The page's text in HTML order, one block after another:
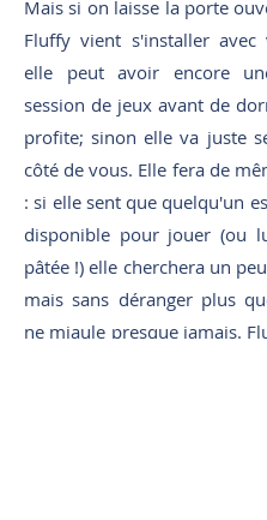
Mais si on laisse la porte
Fluffy vient s'installer avec
elle peut avoir encore
session de jeux avant de
profite; sinon elle va juste
côté de vous. Elle fera de
: si elle sent que quelqu'un
disponible pour jouer (ou
pâtée !) elle cherchera un
mais sans déranger plus
ne miaule presque jamais.